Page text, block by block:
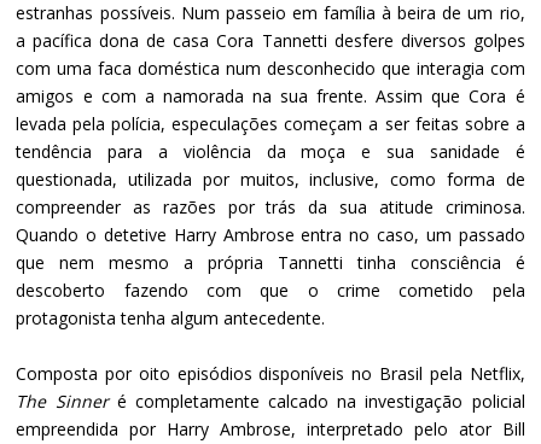
estranhas possíveis. Num passeio em família à beira de um rio,
a pacífica dona de casa Cora Tannetti desfere diversos golpes
com uma faca doméstica num desconhecido que interagia com
amigos e com a namorada na sua frente. Assim que Cora é
levada pela polícia, especulações começam a ser feitas sobre a
tendência para a violência da moça e sua sanidade é
questionada, utilizada por muitos, inclusive, como forma de
compreender as razões por trás da sua atitude criminosa.
Quando o detetive Harry Ambrose entra no caso, um passado
que nem mesmo a própria Tannetti tinha consciência é
descoberto fazendo com que o crime cometido pela
protagonista tenha algum antecedente.
Composta por oito episódios disponíveis no Brasil pela Netflix,
The Sinner é completamente calcado na investigação policial
empreendida por Harry Ambrose, interpretado pelo ator Bill